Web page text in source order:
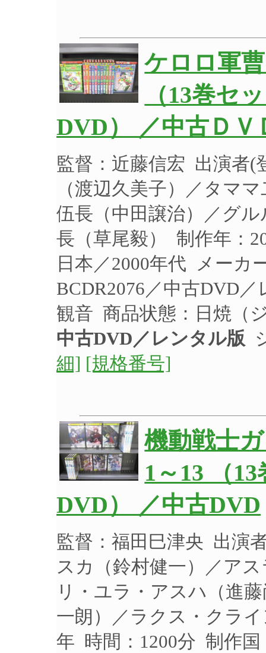
ケロロ軍
（13巻セ
DVD） ／中古ＤＶ
監督：近藤信宏 出演者(
（渡辺久美子）／タマ
伍長（中田譲治）／グ
長（草尾毅） 制作年：
日本／2000年代 メーカ
BCDR2076／中古DVD
観音 商品状態：日焼（
中古DVD／レンタル版
細] [規格番号]
機動戦士
1～13 （
DVD） ／中古DVD
監督：福田巳津央 出演
スカ（鈴村健一）／ア
リ・ユラ・アスハ（進
一朗）／ラクス・クラ
年 時間：1200分 制作